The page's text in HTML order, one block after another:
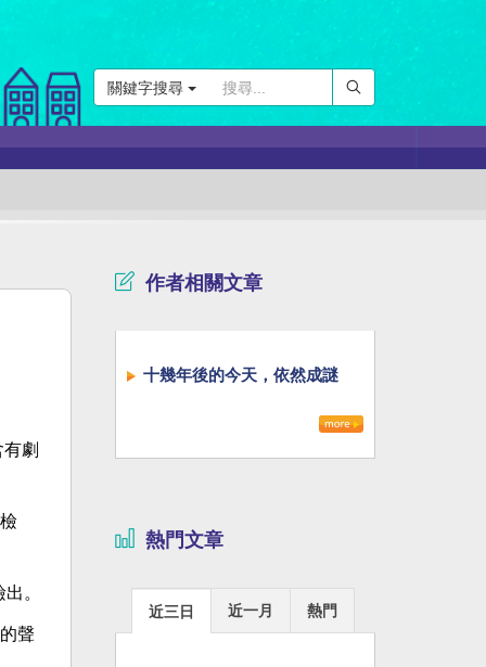
關鍵字搜尋
劇
。
聲
作者相關文章
十幾年後的今天，依然成謎
熱門文章
近三日 近一月 熱門